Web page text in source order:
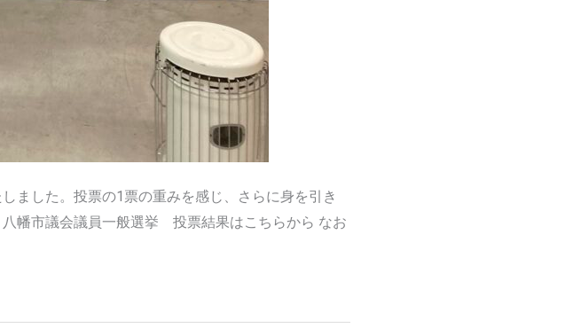
ました。投票の1票の重みを感じ、さらに身を引き
幡市議会議員一般選挙 投票結果はこちらから なお